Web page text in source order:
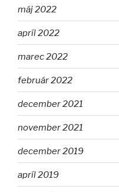
máj 2022
apríl 2022
marec 2022
február 2022
december 2021
november 2021
december 2019
apríl 2019